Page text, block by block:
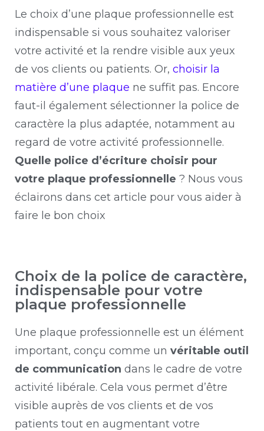
Le choix d’une plaque professionnelle est
indispensable si vous souhaitez valoriser
votre activité et la rendre visible aux yeux
de vos clients ou patients. Or, choisir la
matière d’une plaque ne suffit pas. Encore
faut-il également sélectionner la police de
caractère la plus adaptée, notamment au
regard de votre activité professionnelle.
Quelle police d’écriture choisir pour
votre plaque professionnelle ? Nous vous
éclairons dans cet article pour vous aider à
faire le bon choix
Choix de la police de caractère,
indispensable pour votre
plaque professionnelle
Une plaque professionnelle est un élément
important, conçu comme un véritable outil
de communication dans le cadre de votre
activité libérale. Cela vous permet d’être
visible auprès de vos clients et de vos
patients tout en augmentant votre